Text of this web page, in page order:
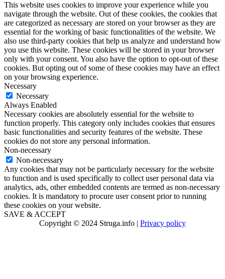
This website uses cookies to improve your experience while you
navigate through the website. Out of these cookies, the cookies that
are categorized as necessary are stored on your browser as they are
essential for the working of basic functionalities of the website. We
also use third-party cookies that help us analyze and understand how
you use this website. These cookies will be stored in your browser
only with your consent. You also have the option to opt-out of these
cookies. But opting out of some of these cookies may have an effect
on your browsing experience.
Necessary
Necessary
Always Enabled
Necessary cookies are absolutely essential for the website to
function properly. This category only includes cookies that ensures
basic functionalities and security features of the website. These
cookies do not store any personal information.
Non-necessary
Non-necessary
Any cookies that may not be particularly necessary for the website
to function and is used specifically to collect user personal data via
analytics, ads, other embedded contents are termed as non-necessary
cookies. It is mandatory to procure user consent prior to running
these cookies on your website.
SAVE & ACCEPT
Copyright © 2024 Struga.info | Privacy policy